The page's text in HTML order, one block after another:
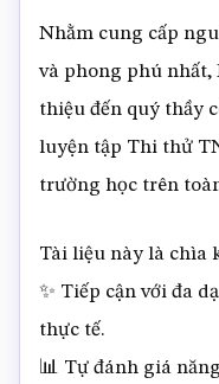
Nhằm cung cấp
và phong phú
thiệu đến quý thầy
luyện tập Thi thử
trường học trên
Tài liệu này là chìa
✨ Tiếp cận với đa
thực tế.
📊 Tự đánh giá